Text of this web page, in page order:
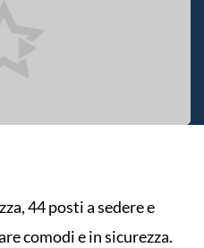
44 posti a sedere e
comodi e in sicurezza.